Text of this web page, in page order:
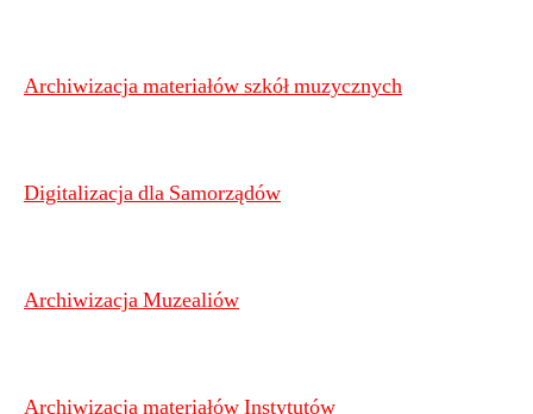
Archiwizacja materiałów szkół muzycznych
Digitalizacja dla Samorządów
Archiwizacja Muzealiów
Archiwizacja materiałów Instytutów